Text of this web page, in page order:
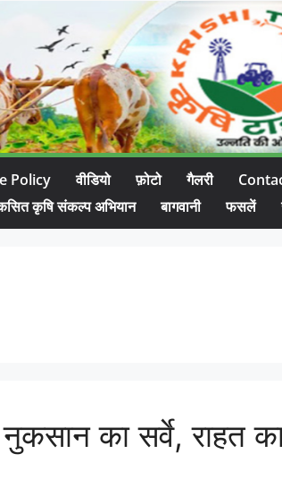
Policy वीडियो फ़ोटो गैलरी
कृषि संकल्प अभियान बागवानी फसलें
का सर्वे, राहत